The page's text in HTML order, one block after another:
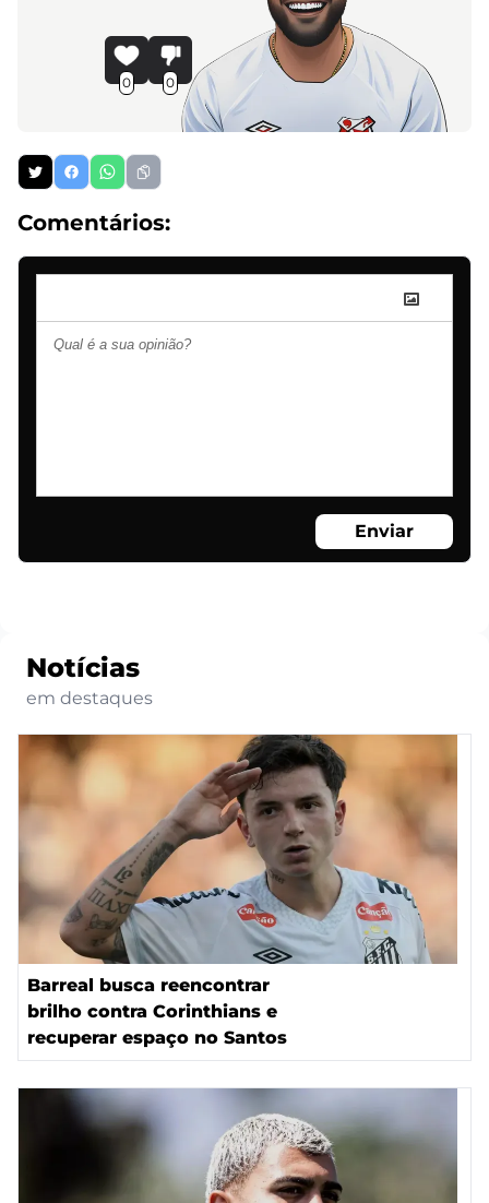
0 0
Comentários:
Enviar
Notícias
em destaques
Barreal busca reencontrar
brilho contra Corinthians e
recuperar espaço no Santos